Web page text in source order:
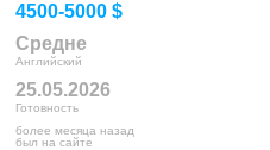
4500-5000 $
Средне
Английский
25.05.2026
Готовность
более месяца назад
был на сайте